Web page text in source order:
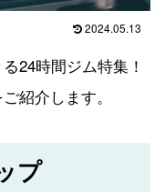
2024.05.13
24時間ジム特集！
紹介します。
プ